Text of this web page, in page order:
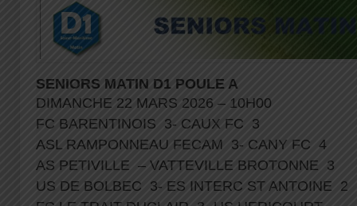
SENIORS MATIN D1 POULE A
DIMANCHE 22 MARS 2026 – 10H00
FC BARENTINOIS 3- CAUX FC 3
ASL RAMPONNEAU FECAM 3- CANY FC 4
AS PETIVILLE – VATTEVILLE BROTONNE 3
US DE BOLBEC 3- ES INTERC ST ANTOINE 2